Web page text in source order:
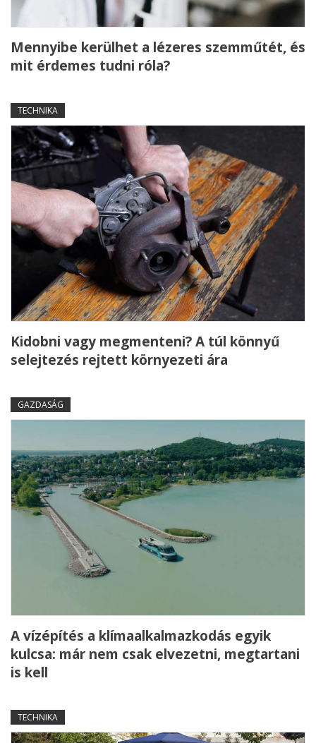
Mennyibe kerülhet a lézeres szemműtét, és
mit érdemes tudni róla?
TECHNIKA
Kidobni vagy megmenteni? A túl könnyű
selejtezés rejtett környezeti ára
GAZDASÁG
A vízépítés a klímaalkalmazkodás egyik
kulcsa: már nem csak elvezetni, megtartani
is kell
TECHNIKA